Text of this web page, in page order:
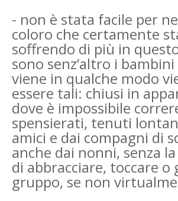
- non è stata facile per
coloro che certamente
soffrendo di più in
sono senz’altro i
viene in qualche modo
essere tali: chiusi in
dove è impossibile
spensierati, tenuti
amici e dai compagni di
anche dai nonni, senza
di abbracciare, toccare o
gruppo, se non